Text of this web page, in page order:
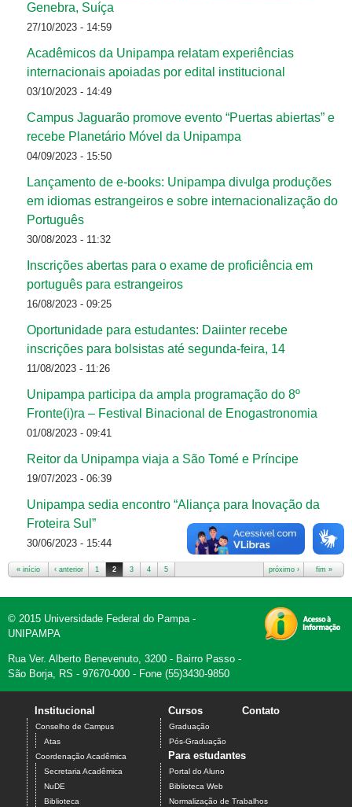
Genebra, Suíça
27/10/2023 - 14:59
Acadêmicos da Unipampa relatam experiências
internacionais apoiadas por edital institucional
03/10/2023 - 14:49
Campus Jaguarão promove evento “Puertas abiertas” e
recebe Planetário Móvel da Unipampa
04/09/2023 - 15:50
Lançamento de e-books: Unipampa divulga produções
em idiomas estrangeiros e sobre internacionalização do
Português
30/08/2023 - 11:32
Inscrições abertas para o exame de proficiência em
português para estrangeiros
16/08/2023 - 09:25
Oportunidade para estudantes: Daiinter recebe
inscrições para bolsistas até segunda-feira, 14
11/08/2023 - 11:26
Unipampa participa da ampla programação do 8º
Fronte(i)ra – Festival Binacional de Enogastronomia
01/08/2023 - 09:41
Reitor da Unipampa viaja a São Tomé e Príncipe
19/07/2023 - 06:39
Unipampa sedia encontro “Aliança para Inovação da
Froteira Sul”
30/06/2023 - 15:44
« início ‹ anterior 1 2 3 4 5 próximo › fim »
© 2015 Universidade Federal do Pampa -
UNIPAMPA
Rua Ver. Alberto Benevenuto, 3200 - Bairro Passo -
São Borja, RS - 97670-000 - Fone (55)3430-9850
Institucional
Conselho de Campus
Atas
Coordenação Acadêmica
Secretaria Acadêmica
NuDE
Biblioteca
Cursos
Graduação
Pós-Graduação
Contato
Para estudantes
Portal do Aluno
Biblioteca Web
Normalização de Trabalhos